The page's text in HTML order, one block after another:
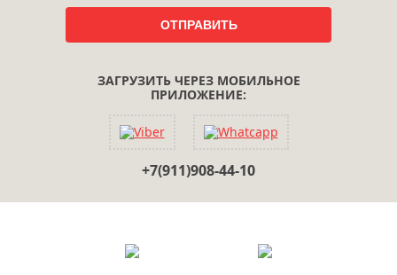
ЗАГРУЗИТЬ ЧЕРЕЗ МОБИЛЬНОЕ
ПРИЛОЖЕНИЕ:
+7(911)908-44-10